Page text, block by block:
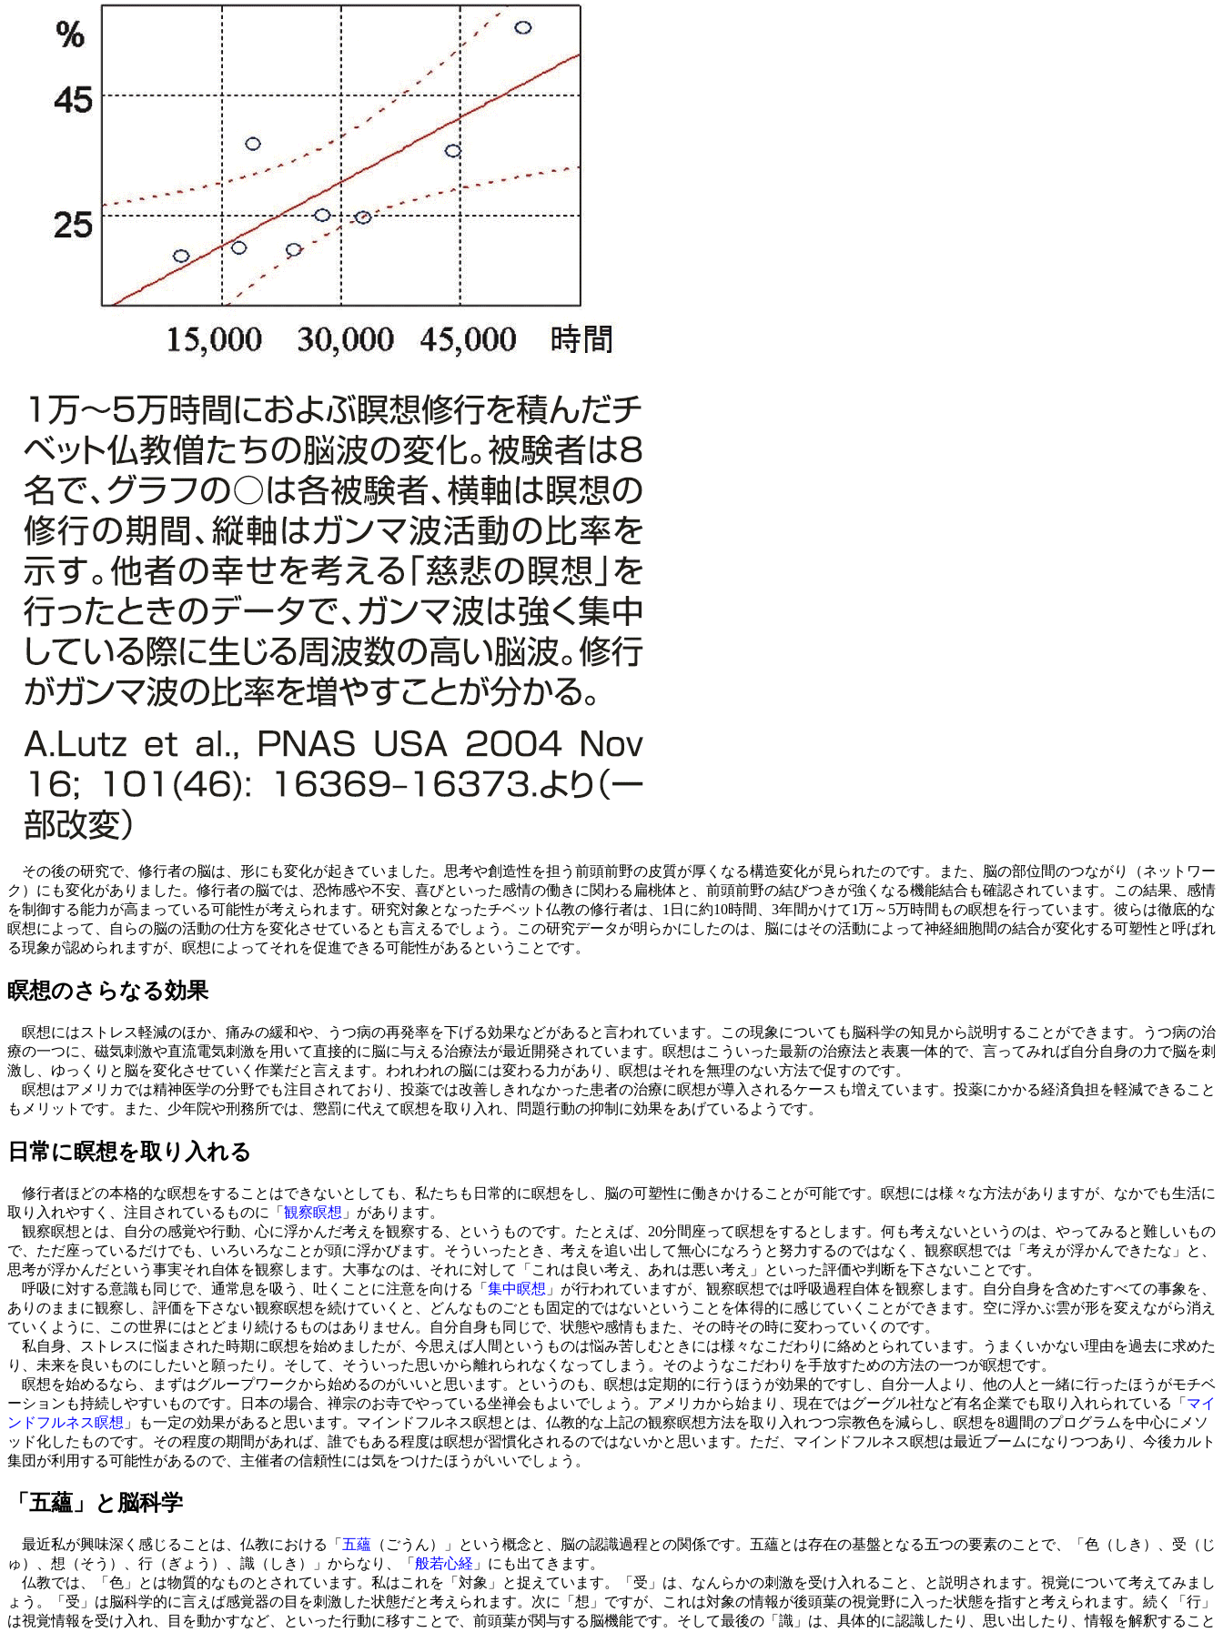
その後の研究で、修行者の脳は、形にも変化が起きていました。思考や創造性を担う前頭前野の皮質が厚くなる構造変化が見られたのです。また、脳の部位間のつながり（ネットワー
ク）にも変化がありました。修行者の脳では、恐怖感や不安、喜びといった感情の働きに関わる扁桃体と、前頭前野の結びつきが強くなる機能結合も確認されています。この結果、感情
を制御する能力が高まっている可能性が考えられます。研究対象となったチベット仏教の修行者は、1日に約10時間、3年間かけて1万～5万時間もの瞑想を行っています。彼らは徹底的な
瞑想によって、自らの脳の活動の仕方を変化させているとも言えるでしょう。この研究データが明らかにしたのは、脳にはその活動によって神経細胞間の結合が変化する可塑性と呼ばれ
る現象が認められますが、瞑想によってそれを促進できる可能性があるということです。
瞑想のさらなる効果
瞑想にはストレス軽減のほか、痛みの緩和や、うつ病の再発率を下げる効果などがあると言われています。この現象についても脳科学の知見から説明することができます。うつ病の治
療の一つに、磁気刺激や直流電気刺激を用いて直接的に脳に与える治療法が最近開発されています。瞑想はこういった最新の治療法と表裏一体的で、言ってみれば自分自身の力で脳を刺
激し、ゆっくりと脳を変化させていく作業だと言えます。われわれの脳には変わる力があり、瞑想はそれを無理のない方法で促すのです。
瞑想はアメリカでは精神医学の分野でも注目されており、投薬では改善しきれなかった患者の治療に瞑想が導入されるケースも増えています。投薬にかかる経済負担を軽減できること
もメリットです。また、少年院や刑務所では、懲罰に代えて瞑想を取り入れ、問題行動の抑制に効果をあげているようです。
日常に瞑想を取り入れる
修行者ほどの本格的な瞑想をすることはできないとしても、私たちも日常的に瞑想をし、脳の可塑性に働きかけることが可能です。瞑想には様々な方法がありますが、なかでも生活に
取り入れやすく、注目されているものに「 観察瞑想 」があります。
観察瞑想とは、自分の感覚や行動、心に浮かんだ考えを観察する、というものです。たとえば、20分間座って瞑想をするとします。何も考えないというのは、やってみると難しいもの
で、ただ座っているだけでも、いろいろなことが頭に浮かびます。そういったとき、考えを追い出して無心になろうと努力するのではなく、観察瞑想では「考えが浮かんできたな」と、
思考が浮かんだという事実それ自体を観察します。大事なのは、それに対して「これは良い考え、あれは悪い考え」といった評価や判断を下さないことです。
呼吸に対する意識も同じで、通常息を吸う、吐くことに注意を向ける「 集中瞑想 」が行われていますが、観察瞑想では呼吸過程自体を観察します。自分自身を含めたすべての事象を、
ありのままに観察し、評価を下さない観察瞑想を続けていくと、どんなものごとも固定的ではないということを体得的に感じていくことができます。空に浮かぶ雲が形を変えながら消え
ていくように、この世界にはとどまり続けるものはありません。自分自身も同じで、状態や感情もまた、その時その時に変わっていくのです。
私自身、ストレスに悩まされた時期に瞑想を始めましたが、今思えば人間というものは悩み苦しむときには様々なこだわりに絡めとられています。うまくいかない理由を過去に求めた
り、未来を良いものにしたいと願ったり。そして、そういった思いから離れられなくなってしまう。そのようなこだわりを手放すための方法の一つが瞑想です。
瞑想を始めるなら、まずはグループワークから始めるのがいいと思います。というのも、瞑想は定期的に行うほうが効果的ですし、自分一人より、他の人と一緒に行ったほうがモチベ
ーションも持続しやすいものです。日本の場合、禅宗のお寺でやっている坐禅会もよいでしょう。アメリカから始まり、現在ではグーグル社など有名企業でも取り入れられている「 マイ
ンドフルネス瞑想 」も一定の効果があると思います。マインドフルネス瞑想とは、仏教的な上記の観察瞑想方法を取り入れつつ宗教色を減らし、瞑想を8週間のプログラムを中心にメソ
ッド化したものです。その程度の期間があれば、誰でもある程度は瞑想が習慣化されるのではないかと思います。ただ、マインドフルネス瞑想は最近ブームになりつつあり、今後カルト
集団が利用する可能性があるので、主催者の信頼性には気をつけたほうがいいでしょう。
「五蘊」と脳科学
最近私が興味深く感じることは、仏教における「 五蘊 （ごうん）」という概念と、脳の認識過程との関係です。五蘊とは存在の基盤となる五つの要素のことで、「色（しき）、受（じ
ゅ）、想（そう）、行（ぎょう）、識（しき）」からなり、「 般若心経 」にも出てきます。
仏教では、「色」とは物質的なものとされています。私はこれを「対象」と捉えています。「受」は、なんらかの刺激を受け入れること、と説明されます。視覚について考えてみまし
ょう。「受」は脳科学的に言えば感覚器の目を刺激した状態だと考えられます。次に「想」ですが、これは対象の情報が後頭葉の視覚野に入った状態を指すと考えられます。続く「行」
は視覚情報を受け入れ、目を動かすなど、といった行動に移すことで、前頭葉が関与する脳機能です。そして最後の「識」は、具体的に認識したり、思い出したり、情報を解釈すること